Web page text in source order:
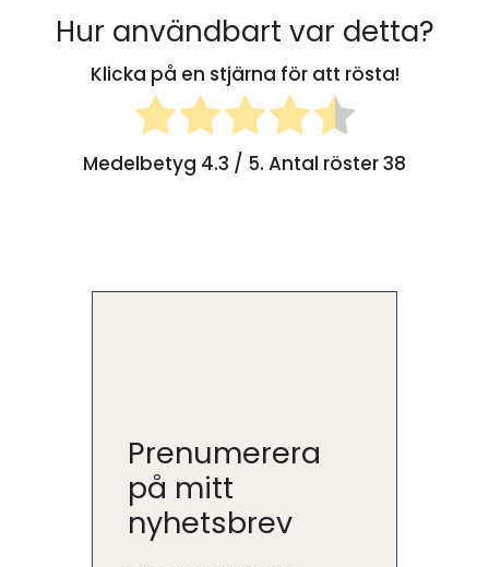
Hur användbart var detta?
Klicka på en stjärna för att rösta!
Medelbetyg 4.3 / 5. Antal röster38
Prenumerera
på mitt
nyhetsbrev